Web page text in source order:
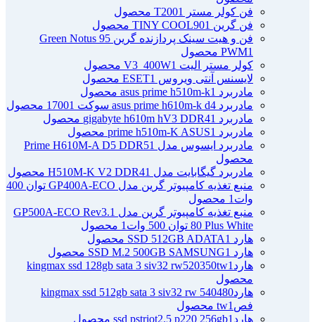
فن کولر مستر T200
1 محصول
فن گرین TINY COOL90 1 محصول
فن و هیت سینک پردازنده گرین Green Notus 95
PWM1 محصول
کولر مستر الیت V3_400W 1 محصول
لایسنس آنتی ویروس ESET 1 محصول
مادربرد asus prime h510m-k 1 محصول
مادربرد asus prime h610m-k d4 سوکت 1700
1 محصول
مادربرد gigabyte h610m hV3 DDR4 1 محصول
مادربرد prime h510m-K ASUS 1 محصول
مادربرد ایسوس مدل Prime H610M-A D5 DDR5 1
محصول
مادربرد گیگابایت مدل H510M-K V2 DDR4 1 محصول
منبع تغذیه کامپیوتر گرین مدل GP400A-ECO توان 400
وات 1 محصول
منبع تغذیه کامپیوتر گرین مدل GP500A-ECO Rev3.1
80 Plus White توان 500 وات
1 محصول
هارد SSD 512GB ADATA 1 محصول
هارد SSD M.2 500GB SAMSUNG 1 محصول
هاردkingmax ssd 128gb sata 3 siv32 rw520350tw 1
محصول
هاردkingmax ssd 512gb sata 3 siv32 rw 540480
فصtw 1 محصول
هاردssd pstriot2.5 p220 256gb 1 محصول